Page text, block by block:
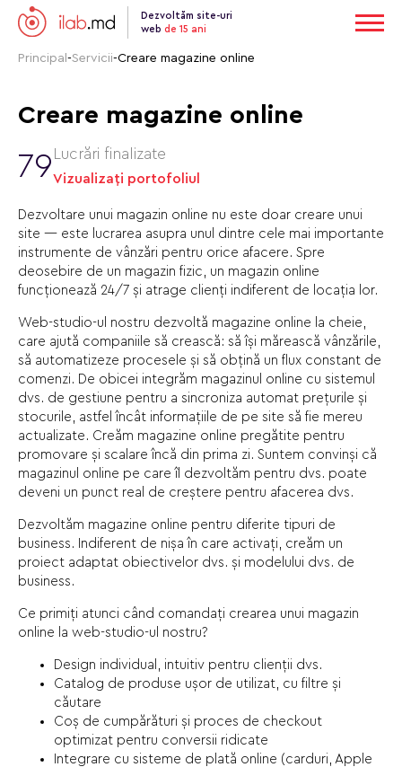
Dezvoltăm site-uri
web de 15 ani
Principal -Servicii-Creare magazine online
Creare magazine online
79 Lucrări finalizate
Vizualizați portofoliul
Dezvoltare unui magazin online nu este doar creare unui
site — este lucrarea asupra unul dintre cele mai importante
instrumente de vânzări pentru orice afacere. Spre
deosebire de un magazin fizic, un magazin online
funcționează 24/7 și atrage clienți indiferent de locația lor.
Web-studio-ul nostru dezvoltă magazine online la cheie,
care ajută companiile să crească: să își mărească vânzările,
să automatizeze procesele și să obțină un flux constant de
comenzi. De obicei integrăm magazinul online cu sistemul
dvs. de gestiune pentru a sincroniza automat prețurile și
stocurile, astfel încât informațiile de pe site să fie mereu
actualizate. Creăm magazine online pregătite pentru
promovare și scalare încă din prima zi. Suntem convinși că
magazinul online pe care îl dezvoltăm pentru dvs. poate
deveni un punct real de creștere pentru afacerea dvs.
Dezvoltăm magazine online pentru diferite tipuri de
business. Indiferent de nișa în care activați, creăm un
proiect adaptat obiectivelor dvs. și modelului dvs. de
business.
Ce primiți atunci când comandați crearea unui magazin
online la web-studio-ul nostru?
Design individual, intuitiv pentru clienții dvs.
Catalog de produse ușor de utilizat, cu filtre și
căutare
Coș de cumpărături și proces de checkout
optimizat pentru conversii ridicate
Integrare cu sisteme de plată online (carduri, Apple